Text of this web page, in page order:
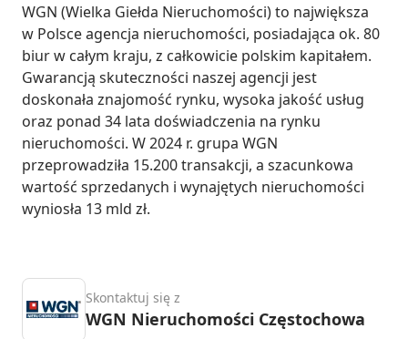
WGN (Wielka Giełda Nieruchomości) to największa
w Polsce agencja nieruchomości, posiadająca ok. 80
biur w całym kraju, z całkowicie polskim kapitałem.
Gwarancją skuteczności naszej agencji jest
doskonała znajomość rynku, wysoka jakość usług
oraz ponad 34 lata doświadczenia na rynku
nieruchomości. W 2024 r. grupa WGN
przeprowadziła 15.200 transakcji, a szacunkowa
wartość sprzedanych i wynajętych nieruchomości
wyniosła 13 mld zł.
Skontaktuj się z
WGN Nieruchomości Częstochowa